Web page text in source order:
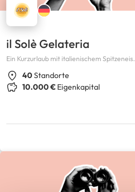
il Solè Gelateria
Ein Kurzurlaub mit italienischem Spitzeneis.
40 Standorte
10.000 € Eigenkapital